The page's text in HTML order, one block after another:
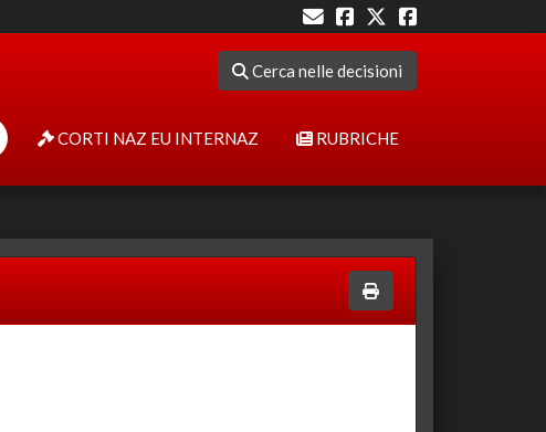
Cerca nelle decisioni
CORTI NAZ EU INTERNAZ RUBRICHE